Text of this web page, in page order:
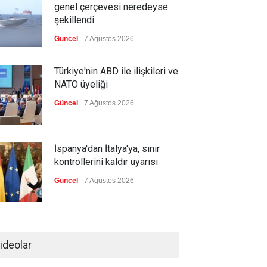
genel çerçevesi neredeyse
şekillendi
Güncel 7 Ağustos 2026
Türkiye'nin ABD ile ilişkileri ve
NATO üyeliği
Güncel 7 Ağustos 2026
İspanya'dan İtalya'ya, sınır
kontrollerini kaldır uyarısı
Güncel 7 Ağustos 2026